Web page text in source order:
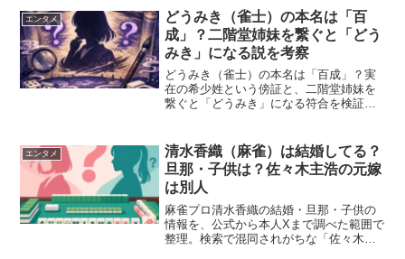
了しています。京都大学卒業という高学
歴を持ちながら、プロ雀士と...
エンタメ
どうみき（雀士）の本名は「百
成」？二階堂姉妹を繋ぐと「どう
みき」になる説を考察
どうみき（雀士）の本名は「百成」？実
在の希少姓という傍証と、二階堂姉妹を
繋ぐと「どうみき」になる符合を検証。
エンタメ
清水香織（麻雀）は結婚してる？
旦那・子供は？佐々木主浩の元嫁
は別人
麻雀プロ清水香織の結婚・旦那・子供の
情報を、公式から本人Xまで調べた範囲で
整理。検索で混同されがちな「佐々木主